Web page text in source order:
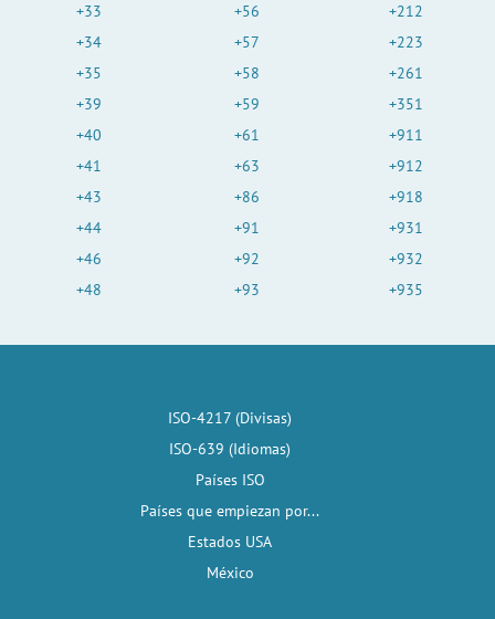
+33
+34
+35
+39
+40
+41
+43
+44
+46
+48
+56
+57
+58
+59
+61
+63
+86
+91
+92
+93
+212
+223
+261
+351
+911
+912
+918
+931
+932
+935
ISO-4217 (Divisas)
ISO-639 (Idiomas)
Países ISO
Países que empiezan por...
Estados USA
México